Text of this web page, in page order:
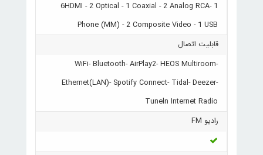
6HDMI - 2 Optical - 1 Coaxial - 2 Analog RCA- 1
Phone (MM) - 2 Composite Video - 1 USB
قابلیت اتصال
WiFi- Bluetooth- AirPlay2- HEOS Multiroom-
Ethernet(LAN)- Spotify Connect- Tidal- Deezer-
Tuneln Internet Radio
رادیو FM